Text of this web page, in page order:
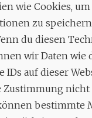
wie Cookies, um
zu
du diesen
wir Daten wie
IDs auf dieser
Zustimmung
bestimmte
70619 Stuttgart
MUSIK
Musikalischer
Enrico Trummer
+49 (0)177 / 34 23